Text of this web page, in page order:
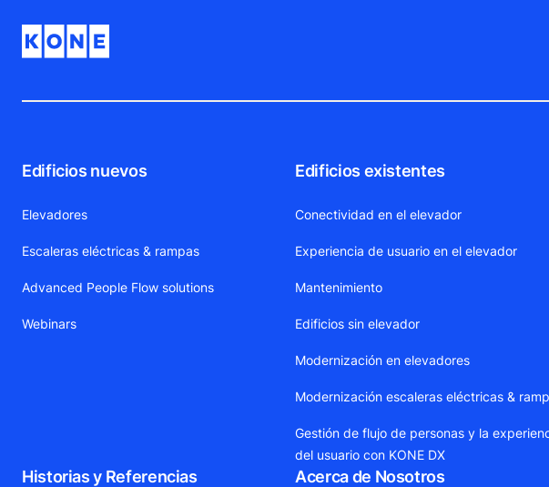
Edificios nuevos
Elevadores
Escaleras eléctricas & rampas
Advanced People Flow solutions
Webinars
Edificios existentes
Conectividad en el elevador
Experiencia de usuario en el elevador
Mantenimiento
Edificios sin elevador
Modernización en elevadores
Modernización escaleras eléctricas &
Gestión de flujo de personas y la
del usuario con KONE DX
Historias y Referencias Acerca de Nosotros